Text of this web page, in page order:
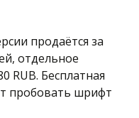
продаётся за
отдельное
RUB. Бесплатная
пробовать шрифт